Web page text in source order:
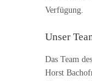
Verfügung.
Unser
Das Team
Horst